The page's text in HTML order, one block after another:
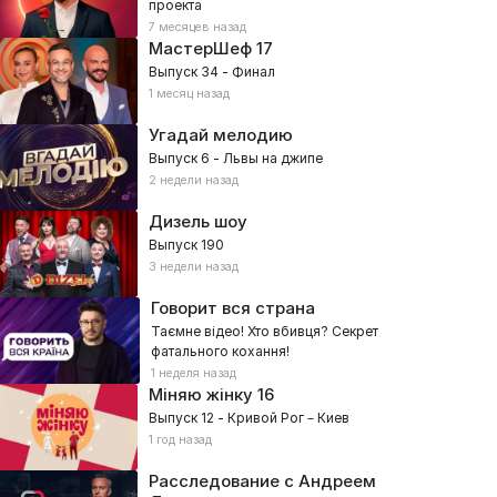
проекта
7 месяцев назад
МастерШеф17
Выпуск 34 - Финал
1 месяц назад
Угадай мелодию
Выпуск 6 - Львы на джипе
2 недели назад
Дизель шоу
Выпуск 190
3 недели назад
Говорит вся страна
Таємне відео! Хто вбивця? Секрет
фатального кохання!
1 неделя назад
Міняю жінку16
Выпуск 12 - Кривой Рог – Киев
1 год назад
Расследование с Андреем